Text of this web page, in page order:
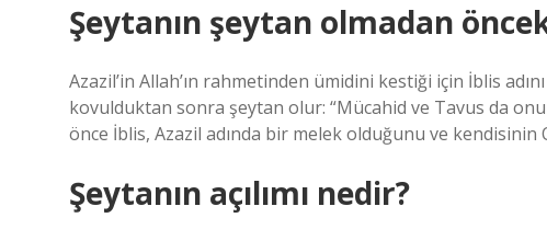
Şeytanın şeytan olmadan
Azazil’in Allah’ın rahmetinden ümidini kestiği için İblis
kovulduktan sonra şeytan olur: “Mücahid ve Tavus da
önce İblis, Azazil adında bir melek olduğunu ve
Şeytanın açılımı nedir?